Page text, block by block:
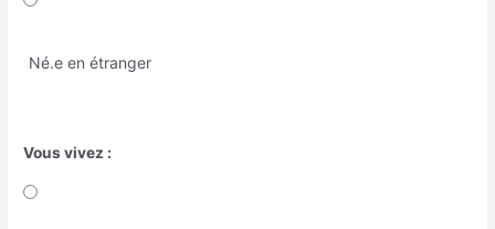
Né.e en étranger
Vous vivez :